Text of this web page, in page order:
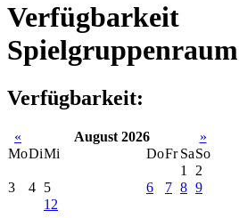
Verfügbarkeit
Spielgruppenraum
Verfügbarkeit:
« August 2026
»
MoDiMi DoFr SaSo
1
2
3
4 5 6 7 8 9
12